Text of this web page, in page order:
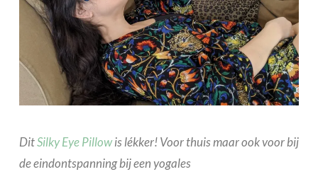
DitSilky Eye Pillowis lékker! Voor thuis maar ook voor bij
de eindontspanning bij een yogales